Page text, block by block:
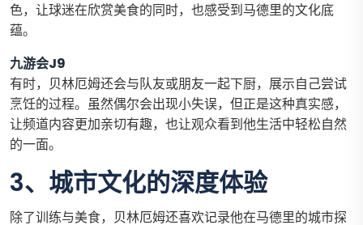
色，让球迷在欣赏美食的同时，也感受到马德里的文化底
蕴。
九游会J9
有时，贝林厄姆还会与队友或朋友一起下厨，展示自己尝试
烹饪的过程。虽然偶尔会出现小失误，但正是这种真实感，
让频道内容更加亲切有趣，也让观众看到他生活中轻松自然
的一面。
3、城市文化的深度体验
除了训练与美食，贝林厄姆还喜欢记录他在马德里的城市探